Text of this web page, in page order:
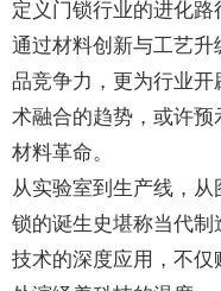
定义门锁行业的进化路
通过材料创新与工艺
品竞争力，更为行业
术融合的趋势，或许
材料革命。
从实验室到生产线，
锁的诞生史堪称当代
技术的深度应用，不